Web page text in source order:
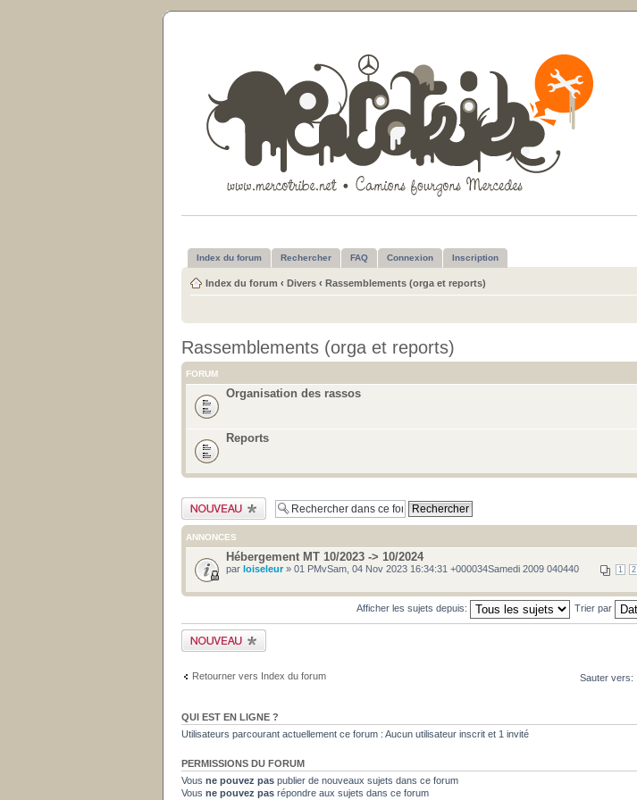
Index du forum Rechercher FAQ Connexion Inscription
Index du forum ‹ Divers ‹ Rassemblements (orga et reports)
Rassemblements (orga et reports)
FORUM
Organisation des rassos
Reports
Publier un nouveau
sujet
ANNONCES
Hébergement MT 10/2023 -> 10/2024
1 2
par loiseleur» 01 PMvSam, 04 Nov 2023 16:34:31 +000034Samedi 2009 040440
Afficher les sujets depuis: Trier par
Publier un nouveau
sujet
Retourner vers Index du forum Sauter vers:
QUI EST EN LIGNE ?
Utilisateurs parcourant actuellement ce forum : Aucun utilisateur inscrit et 1 invité
PERMISSIONS DU FORUM
Vous ne pouvez pas publier de nouveaux sujets dans ce forum
Vous ne pouvez pas répondre aux sujets dans ce forum